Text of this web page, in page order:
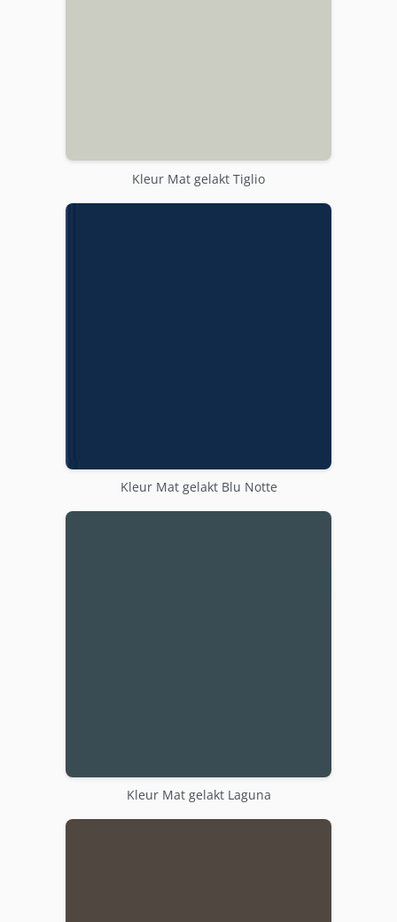
Kleur Mat gelakt Tiglio
Kleur Mat gelakt Blu Notte
Kleur Mat gelakt Laguna